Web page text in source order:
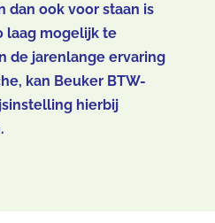
ook voor staan is
laag mogelijk te
de jarenlange ervaring
kan Beuker BTW-
hierbij